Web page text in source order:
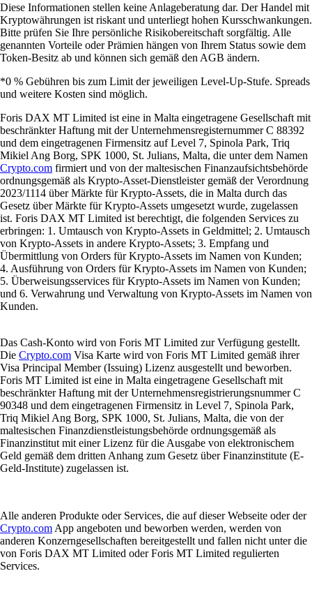
Diese Informationen stellen keine Anlageberatung dar. Der Handel mit
Kryptowährungen ist riskant und unterliegt hohen Kursschwankungen.
Bitte prüfen Sie Ihre persönliche Risikobereitschaft sorgfältig. Alle
genannten Vorteile oder Prämien hängen von Ihrem Status sowie dem
Token-Besitz ab und können sich gemäß den AGB ändern.
*0 % Gebühren bis zum Limit der jeweiligen Level-Up-Stufe. Spreads
und weitere Kosten sind möglich.
Foris DAX MT Limited ist eine in Malta eingetragene Gesellschaft mit
beschränkter Haftung mit der Unternehmensregisternummer C 88392
und dem eingetragenen Firmensitz auf Level 7, Spinola Park, Triq
Mikiel Ang Borg, SPK 1000, St. Julians, Malta, die unter dem Namen
Crypto.com firmiert und von der maltesischen Finanzaufsichtsbehörde
ordnungsgemäß als Krypto-Asset-Dienstleister gemäß der Verordnung
2023/1114 über Märkte für Krypto-Assets, die in Malta durch das
Gesetz über Märkte für Krypto-Assets umgesetzt wurde, zugelassen
ist. Foris DAX MT Limited ist berechtigt, die folgenden Services zu
erbringen: 1. Umtausch von Krypto-Assets in Geldmittel; 2. Umtausch
von Krypto-Assets in andere Krypto-Assets; 3. Empfang und
Übermittlung von Orders für Krypto-Assets im Namen von Kunden;
4. Ausführung von Orders für Krypto-Assets im Namen von Kunden;
5. Überweisungsservices für Krypto-Assets im Namen von Kunden;
und 6. Verwahrung und Verwaltung von Krypto-Assets im Namen von
Kunden.
Das Cash-Konto wird von Foris MT Limited zur Verfügung gestellt.
Die Crypto.com Visa Karte wird von Foris MT Limited gemäß ihrer
Visa Principal Member (Issuing) Lizenz ausgestellt und beworben.
Foris MT Limited ist eine in Malta eingetragene Gesellschaft mit
beschränkter Haftung mit der Unternehmensregistrierungsnummer C
90348 und dem eingetragenen Firmensitz in Level 7, Spinola Park,
Triq Mikiel Ang Borg, SPK 1000, St. Julians, Malta, die von der
maltesischen Finanzdienstleistungsbehörde ordnungsgemäß als
Finanzinstitut mit einer Lizenz für die Ausgabe von elektronischem
Geld gemäß dem dritten Anhang zum Gesetz über Finanzinstitute (E-
Geld-Institute) zugelassen ist.
Alle anderen Produkte oder Services, die auf dieser Webseite oder der
Crypto.com App angeboten und beworben werden, werden von
anderen Konzerngesellschaften bereitgestellt und fallen nicht unter die
von Foris DAX MT Limited oder Foris MT Limited regulierten
Services.